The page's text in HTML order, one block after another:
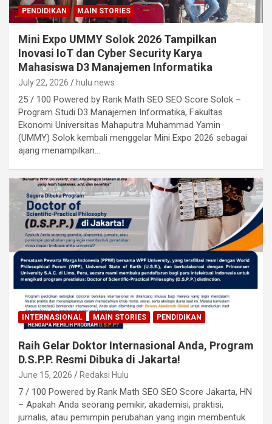
PENDIDIKAN MAIN STORIES
Mini Expo UMMY Solok 2026 Tampilkan
Inovasi IoT dan Cyber Security Karya
Mahasiswa D3 Manajemen Informatika
July 22, 2026 hulu news
25 / 100 Powered by Rank Math SEO SEO Score Solok –
Program Studi D3 Manajemen Informatika, Fakultas
Ekonomi Universitas Mahaputra Muhammad Yamin
(UMMY) Solok kembali menggelar Mini Expo 2026 sebagai
ajang menampilkan…
INTERNASIONAL MAIN STORIES PENDIDIKAN
Raih Gelar Doktor Internasional Anda, Program
D.S.P.P. Resmi Dibuka di Jakarta!
June 15, 2026 Redaksi Hulu
7 / 100 Powered by Rank Math SEO SEO Score Jakarta, HN
– Apakah Anda seorang pemikir, akademisi, praktisi,
jurnalis, atau pemimpin perubahan yang ingin membentuk